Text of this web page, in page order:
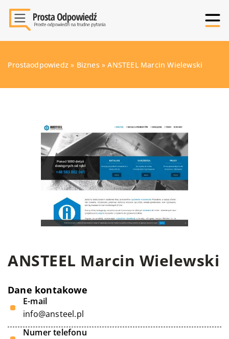
Prostaodpowiedz » Biznes »ANSTEEL Marcin Wielewski
ANSTEEL Marcin Wielewski
Dane kontakowe
E-mail
info@ansteel.pl
Numer telefonu